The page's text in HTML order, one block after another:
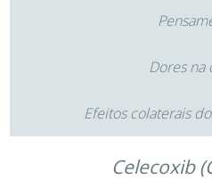
Dores na
Efeitos colaterais
Celecoxib